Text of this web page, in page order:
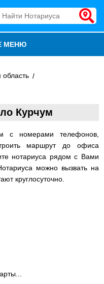
МЕНЮ
область
Курчум
с номерами телефонов,
маршрут до офиса
нотариуса рядом с Вами
можно вызвать на
круглосуточно.